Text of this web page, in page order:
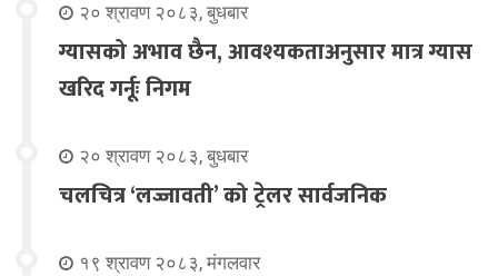
२० श्रावण २०८३, बुधबार
ग्यासको अभाव छैन, आवश्यकताअनुसार मात्र ग्यास
खरिद गर्नूः निगम
२० श्रावण २०८३, बुधबार
चलचित्र ‘लज्जावती’ को ट्रेलर सार्वजनिक
१९ श्रावण २०८३, मंगलवार